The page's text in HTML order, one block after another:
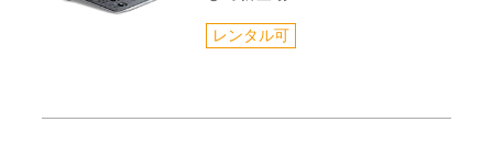
レンタル可